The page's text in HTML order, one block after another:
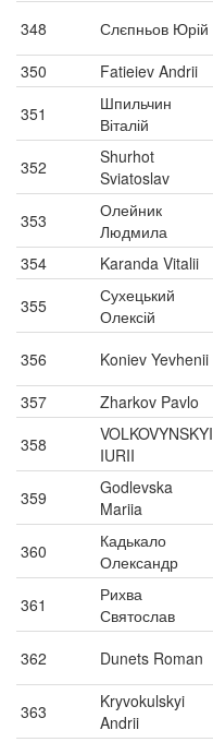
348
Слєпньов Юрій
350
Fatieiev Andrii
351
Шпильчин
Віталій
352
Shurhot
Sviatoslav
353
Олейник
Людмила
354
Karanda Vitalii
355
Сухецький
Олексій
356 Koniev Yevhenii
357
Zharkov Pavlo
358
VOLKOVYNSKYI
IURII
359
Godlevska
Mariia
360
Кадькало
Олександр
361
Рихва
Святослав
362 Dunets Roman
363
Kryvokulskyi
Andrii